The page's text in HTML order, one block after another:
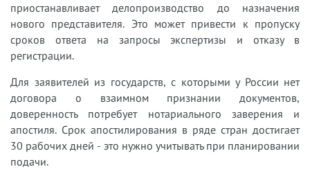
приостанавливает делопроизводство до назначения
нового представителя. Это может привести к пропуску
сроков ответа на запросы экспертизы и отказу в
регистрации.
Для заявителей из государств, с которыми у России нет
договора о взаимном признании документов,
доверенность потребует нотариального заверения и
апостиля. Срок апостилирования в ряде стран достигает
30 рабочих дней - это нужно учитывать при планировании
подачи.